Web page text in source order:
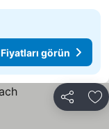
Fiyatları görün
Paylaş